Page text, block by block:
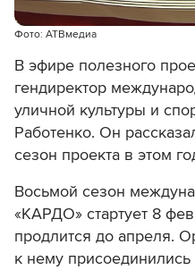
Фото: АТВмедиа
В эфире полезного
гендиректор
уличной культуры и
Работенко. Он
сезон проекта в этом
Восьмой сезон
«КАРДО» стартует 8
продлится до апреля.
к нему присоединились